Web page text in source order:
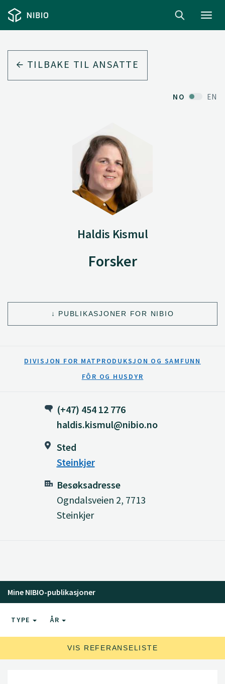
TILBAKE TIL ANSATTE
NO EN
Haldis Kismul
Forsker
PUBLIKASJONER FOR NIBIO
DIVISJON FOR MATPRODUKSJON OG SAMFUNN
FÔR OG HUSDYR
(+47) 454 12 776
haldis.kismul@nibio.no
Sted
Steinkjer
Besøksadresse
Ogndalsveien 2, 7713
Steinkjer
Mine NIBIO-publikasjoner
TYPE ÅR
VIS REFERANSELISTE